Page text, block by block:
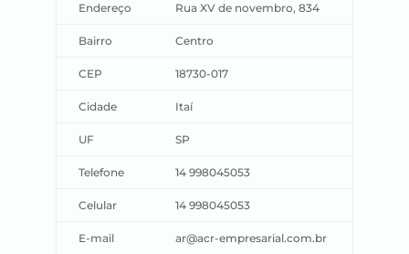
Endereço Rua XV de novembro, 834
Bairro Centro
CEP 18730-017
Cidade Itaí
UF SP
Telefone 14 998045053
Celular 14 998045053
E-mail ar@acr-empresarial.com.br